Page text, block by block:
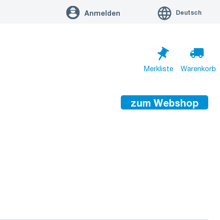
Anmelden Deutsch
Merkliste Warenkorb
zum Webshop